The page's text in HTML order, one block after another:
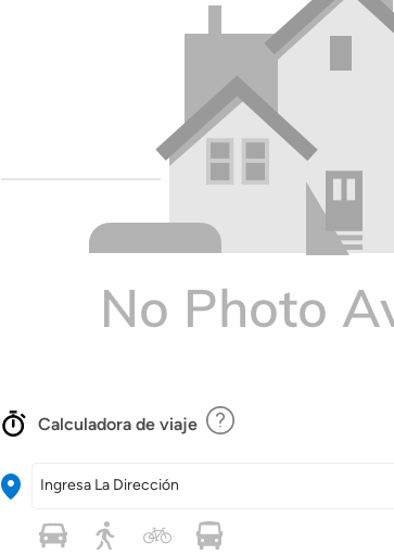
Calculadora de viaje
Ingresa La Dirección